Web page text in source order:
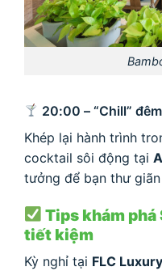
20:00 – “Chill”
Khép lại hành trình
cocktail sôi động tại
tưởng để bạn thư giãn
Tips khám phá
tiết kiệm
Kỳ nghỉ tại FLC